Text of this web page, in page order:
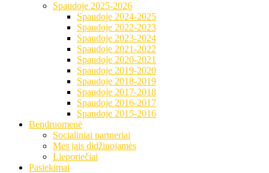
Spaudoje 2025-2026
Spaudoje 2024-2025
Spaudoje 2022-2023
Spaudoje 2023-2024
Spaudoje 2021-2022
Spaudoje 2020-2021
Spaudoje 2019-2020
Spaudoje 2018-2019
Spaudoje 2017-2018
Spaudoje 2016-2017
Spaudoje 2015-2016
Bendruomenė
Socialiniai partneriai
Mes jais didžiuojamės
Lieporiečiai
Pasiekimai